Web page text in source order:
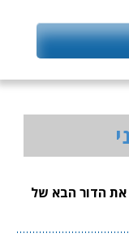
את הדור הבא של